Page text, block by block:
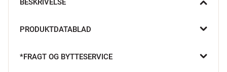
Studio. Gardinstangen har en industriel og iøjnefaldende twist,
PRODUKTDATABLAD
*FRAGT OG BYTTESERVICE